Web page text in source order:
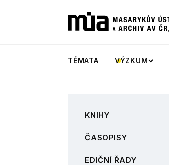
TÉMATA VÝZKUM
KNIHY
ČASOPISY
EDIČNÍ ŘADY